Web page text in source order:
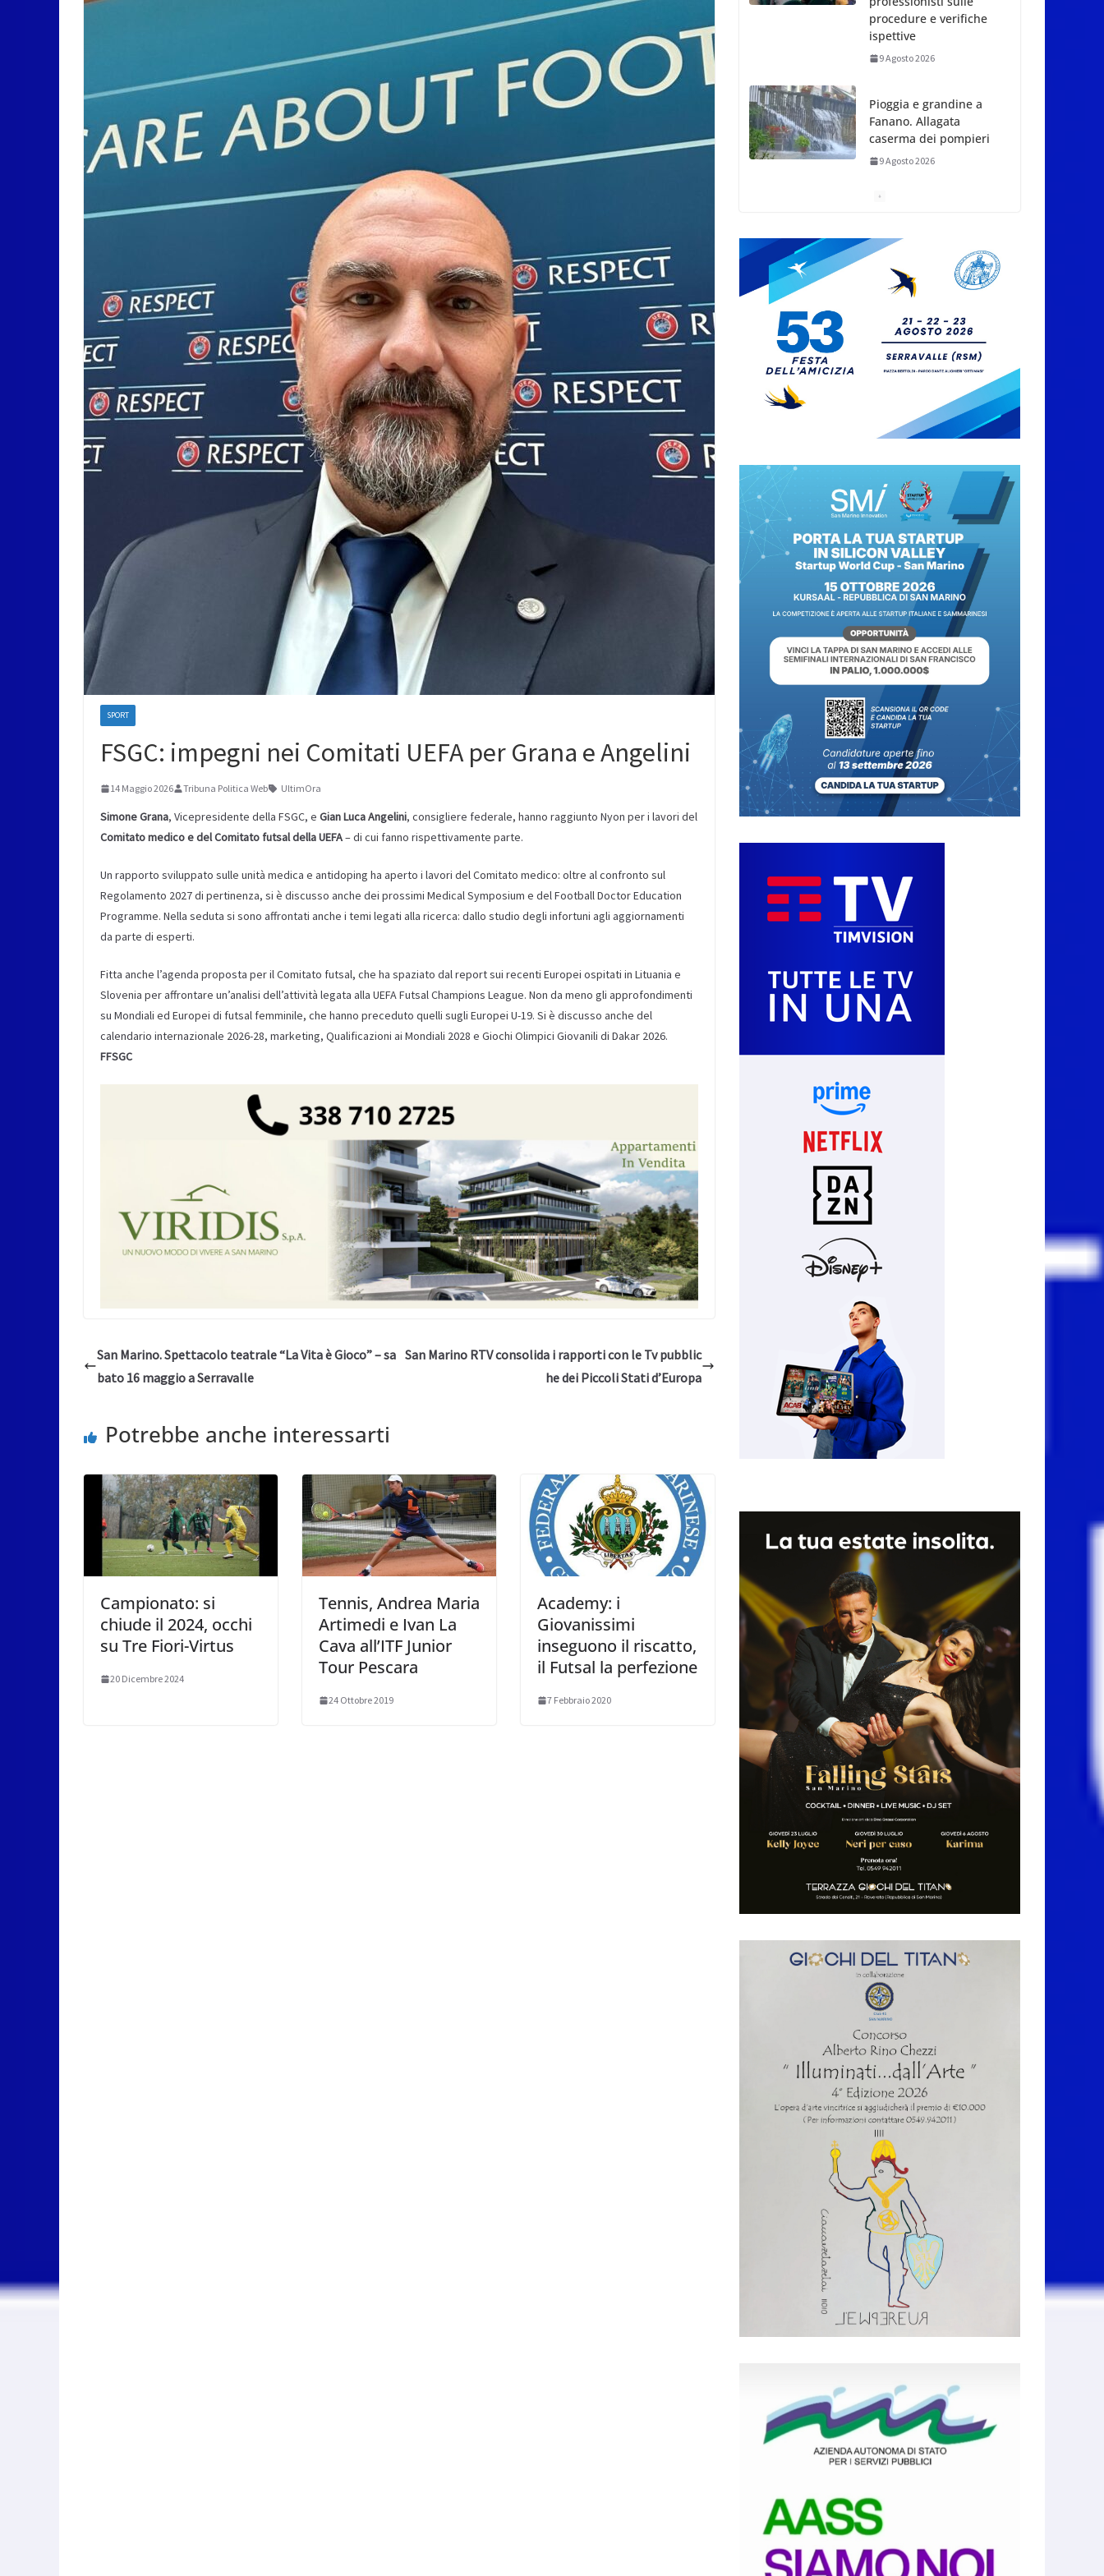
SPORT
FSGC: impegni nei Comitati UEFA per Grana e Angelini
14 Maggio 2026 Tribuna Politica Web UltimOra
Simone Grana, Vicepresidente della FSGC, e Gian Luca Angelini, consigliere federale, hanno raggiunto Nyon per i lavori del
Comitato medico e del Comitato futsal della UEFA– di cui fanno rispettivamente parte.
Un rapporto sviluppato sulle unità medica e antidoping ha aperto i lavori del Comitato medico: oltre al confronto sul
Regolamento 2027 di pertinenza, si è discusso anche dei prossimi Medical Symposium e del Football Doctor Education
Programme. Nella seduta si sono affrontati anche i temi legati alla ricerca: dallo studio degli infortuni agli aggiornamenti
da parte di esperti.
Fitta anche l’agenda proposta per il Comitato futsal, che ha spaziato dal report sui recenti Europei ospitati in Lituania e
Slovenia per affrontare un’analisi dell’attività legata alla UEFA Futsal Champions League. Non da meno gli approfondimenti
su Mondiali ed Europei di futsal femminile, che hanno preceduto quelli sugli Europei U-19. Si è discusso anche del
calendario internazionale 2026-28, marketing, Qualificazioni ai Mondiali 2028 e Giochi Olimpici Giovanili di Dakar 2026.
FFSGC
San Marino. Spettacolo teatrale “La Vita è Gioco” – sa
bato 16 maggio a Serravalle
San Marino RTV consolida i rapporti con le Tv pubblic
he dei Piccoli Stati d’Europa
Potrebbe anche interessarti
Campionato: si
chiude il 2024, occhi
su Tre Fiori-Virtus
20 Dicembre 2024
Tennis, Andrea Maria
Artimedi e Ivan La
Cava all’ITF Junior
Tour Pescara
24 Ottobre 2019
Academy: i
Giovanissimi
inseguono il riscatto,
il Futsal la perfezione
7 Febbraio 2020
Pioggia e grandine a
Fanano. Allagata
Nicole Conti trionfa a
San Giovanni in
Dennis Spircu fa
doppietta a San
e doppio nel Junior ITF
Giro aereo d’Italia: a
San Marino è stata
l’ultima tappa